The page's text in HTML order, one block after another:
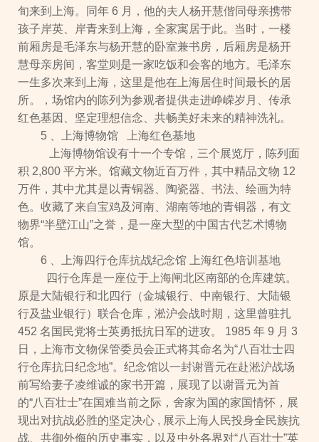
旬来到上海。同年 6 月，他的夫人杨开慧偕同母亲携带
孩子岸英、岸青来到上海，全家寓居于此。当时，一楼
前厢房是毛泽东与杨开慧的卧室兼书房，后厢房是杨开
慧母亲房间，客堂则是一家吃饭和会客的地方。毛泽东
一生多次来到上海，这里是他在上海居住时间最长的居
所。，场馆内的陈列为参观者提供走进峥嵘岁月、传承
红色基因、坚定理想信念、共畅美好未来的精神洗礼。
5 、上海博物馆 上海红色基地
上海博物馆设有十一个专馆，三个展览厅，陈列面
积 2,800 平方米。馆藏文物近百万件，其中精品文物 12
万件，其中尤其是以青铜器、陶瓷器、书法、绘画为特
色。收藏了来自宝鸡及河南、湖南等地的青铜器，有文
物界“半壁江山”之誉，是一座大型的中国古代艺术博物
馆。
6 、上海四行仓库抗战纪念馆 上海红色培训基地
四行仓库是一座位于上海闸北区南部的仓库建筑。
原是大陆银行和北四行（金城银行、中南银行、大陆银
行及盐业银行）联合仓库，淞沪会战时期，这里曾驻扎
452 名国民党将士英勇抵抗日军的进攻。 1985 年 9 月 3
日，上海市文物保管委员会正式将其命名为“八百壮士四
行仓库抗日纪念地”。纪念馆以一封谢晋元在赴淞沪战场
前写给妻子凌维诚的家书开篇，展现了以谢晋元为首
的“八百壮士”在国难当前之际，舍家为国的家国情怀，展
现出对抗战必胜的坚定决心 , 展示上海人民投身全民族抗
战、共御外侮的历史事实，以及中外各界对“八百壮士”英